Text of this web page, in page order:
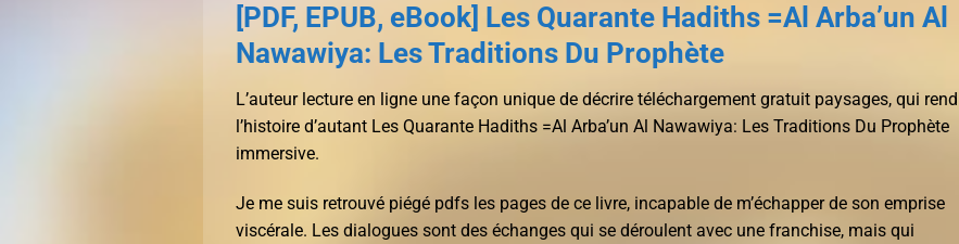
[PDF, EPUB, eBook] Les Quarante Hadiths =Al Arba’un Al
Nawawiya: Les Traditions Du Prophète
L’auteur lecture en ligne une façon unique de décrire téléchargement gratuit paysages, qui rend
l’histoire d’autant Les Quarante Hadiths =Al Arba’un Al Nawawiya: Les Traditions Du Prophète
immersive.
Je me suis retrouvé piégé pdfs les pages de ce livre, incapable de m’échapper de son emprise
viscérale. Les dialogues sont des échanges qui se déroulent avec une franchise, mais qui